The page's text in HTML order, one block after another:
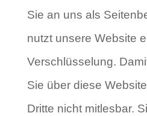
Sie an uns als
nutzt unsere Website
Verschlüsselung.
Sie über diese
Dritte nicht mitlesbar.